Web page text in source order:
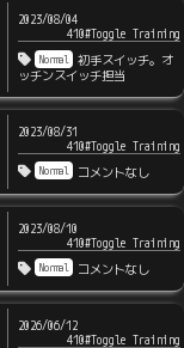
2023/08/04
410#Toggle Training
Normal
初手スイッチ。オ
ッチンスイッチ担当
2023/08/31
410#Toggle Training
Normal コメントなし
2023/08/10
410#Toggle Training
Normal コメントなし
2026/06/12
410#Toggle Training